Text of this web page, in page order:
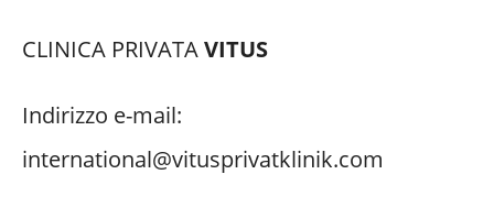
CLINICA PRIVATAVITUS
Indirizzo e-mail:
international@vitusprivatklinik.com